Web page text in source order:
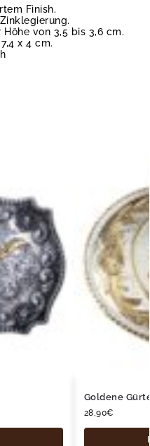
Finish.
von 3,5 bis 3,6 cm.
x 4 cm.
Goldene
28,90€